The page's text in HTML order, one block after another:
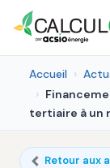
Accueil
tertiaire à un
Retour aux